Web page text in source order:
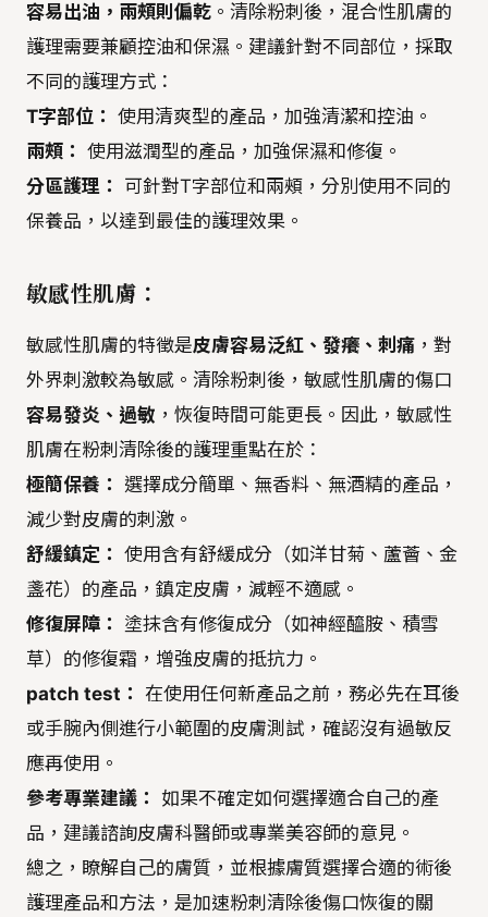
容易出油，兩頰則偏乾 。清除粉刺後，混合性肌膚的
護理需要兼顧控油和保濕。建議針對不同部位，採取
不同的護理方式：
T字部位： 使用清爽型的產品，加強清潔和控油。
兩頰： 使用滋潤型的產品，加強保濕和修復。
分區護理：
可針對T字部位和兩頰，分別使用不同的
保養品，以達到最佳的護理效果。
敏感性肌膚：
敏感性肌膚的特徵是皮膚容易泛紅、發癢、刺痛 ，對
外界刺激較為敏感。清除粉刺後，敏感性肌膚的傷口
容易發炎、過敏 ，恢復時間可能更長。因此，敏感性
肌膚在粉刺清除後的護理重點在於：
極簡保養：
選擇成分簡單、無香料、無酒精的產品，
減少對皮膚的刺激。
舒緩鎮定： 使用含有舒緩成分（如洋甘菊、蘆薈、金
盞花）的產品，鎮定皮膚，減輕不適感。
修復屏障：
塗抹含有修復成分（如神經醯胺、積雪
草）的修復霜，增強皮膚的抵抗力。
patch test： 在使用任何新產品之前，務必先在耳後
或手腕內側進行小範圍的皮膚測試，確認沒有過敏反
應再使用。
參考專業建議： 如果不確定如何選擇適合自己的產
品，建議諮詢皮膚科醫師或專業美容師的意見。
總之，瞭解自己的膚質，並根據膚質選擇合適的術後
護理產品和方法，是加速粉刺清除後傷口恢復的關